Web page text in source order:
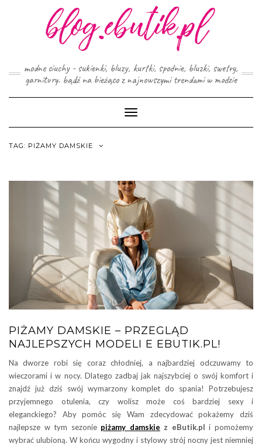
modne ciuchy - sukienki, bluzy, kurtki, spodnie, bluzki, swetry,
garnitury. bądź na bieżąco z najnowszymi trendami w modzie
Toggle
Navigation
TAG: PIŻAMY DAMSKIE
PIŻAMY DAMSKIE – PRZEGLĄD
NAJLEPSZYCH MODELI E EBUTIK.PL!
Na dworze robi się coraz chłodniej, a najbardziej odczuwamy to
wieczorami i w nocy. Dlatego zadbaj jak najszybciej o swój komfort i
znajdź już dziś swój wymarzony komplet do spania! Potrzebujesz
przyjemnego otulenia, czy wolisz może coś bardziej sexy i
eleganckiego? Aby pomóc się Wam zdecydować pokażemy dziś
najlepsze w tym sezonie piżamy damskie z eButik.pl i pomożemy
wybrać ulubioną. W końcu wygodny i stylowy strój nocny jest niemniej